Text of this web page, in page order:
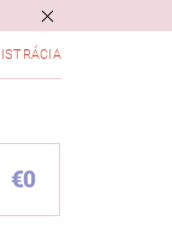
€0